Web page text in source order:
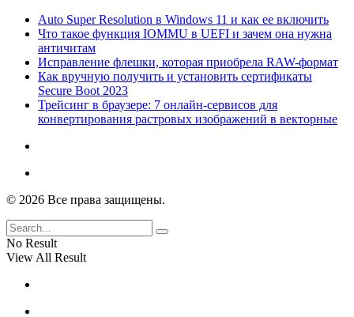
Auto Super Resolution в Windows 11 и как ее включить
Что такое функция IOMMU в UEFI и зачем она нужна
античитам
Исправление флешки, которая приобрела RAW-формат
Как вручную получить и установить сертификаты
Secure Boot 2023
Трейсинг в браузере: 7 онлайн-сервисов для
конвертирования растровых изображений в векторные
© 2026 Все права защищены.
No Result
View All Result